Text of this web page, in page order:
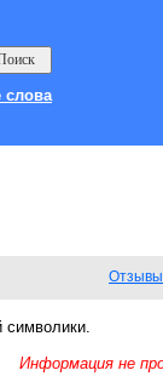
слова
Отзывы
символики.
Информация не